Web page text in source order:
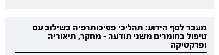
מעבר לסף הידוע: תהליכי פסיכותרפיה בשילוב עם
טיפול בחומרים משני תודעה - מחקר, תיאוריה
ופרקטיקה